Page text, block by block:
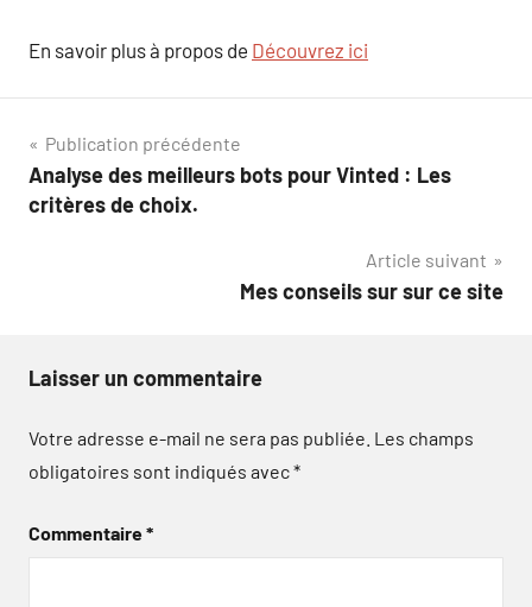
En savoir plus à propos de Découvrez ici
Navigation
de
Publication précédente
Analyse des meilleurs bots pour Vinted : Les
critères de choix.
Article suivant
Mes conseils sur sur ce site
Laisser un commentaire
Votre adresse e-mail ne sera pas publiée. Les champs
obligatoires sont indiqués avec*
Commentaire*